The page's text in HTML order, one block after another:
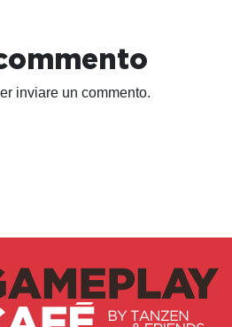
inviare un commento.